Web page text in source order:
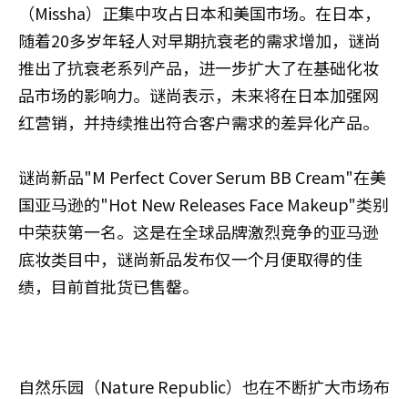
（Missha）正集中攻占日本和美国市场。在日本，
随着20多岁年轻人对早期抗衰老的需求增加，谜尚
推出了抗衰老系列产品，进一步扩大了在基础化妆
品市场的影响力。谜尚表示，未来将在日本加强网
红营销，并持续推出符合客户需求的差异化产品。
谜尚新品"M Perfect Cover Serum BB Cream"在美
国亚马逊的"Hot New Releases Face Makeup"类别
中荣获第一名。这是在全球品牌激烈竞争的亚马逊
底妆类目中，谜尚新品发布仅一个月便取得的佳
绩，目前首批货已售罄。
自然乐园（Nature Republic）也在不断扩大市场布